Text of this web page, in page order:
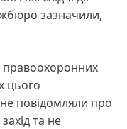
зазначили,
правоохоронних
цього
повідомляли про
та не